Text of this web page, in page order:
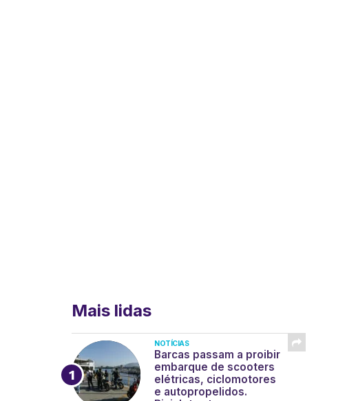
Mais lidas
NOTÍCIAS
Barcas passam a proibir
embarque de scooters
elétricas, ciclomotores
e autopropelidos.